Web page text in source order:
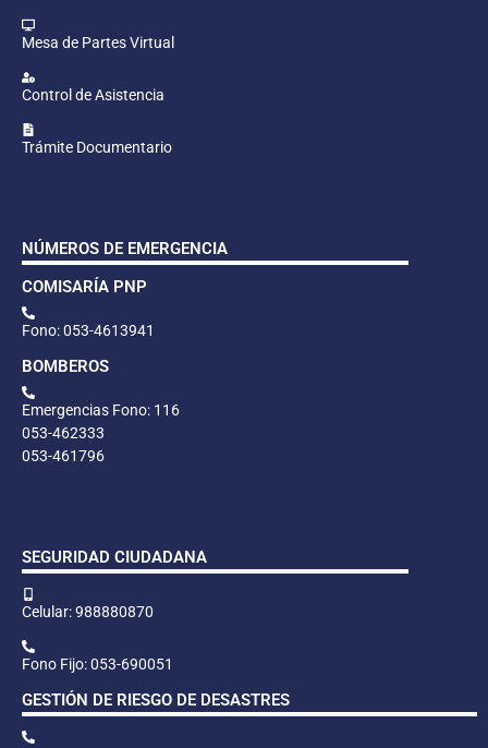
Mesa de Partes Virtual
Control de Asistencia
Trámite Documentario
NÚMEROS DE EMERGENCIA
COMISARÍA PNP
Fono: 053-4613941
BOMBEROS
Emergencias Fono: 116
053-462333
053-461796
SEGURIDAD CIUDADANA
Celular: 988880870
Fono Fijo: 053-690051
GESTIÓN DE RIESGO DE DESASTRES